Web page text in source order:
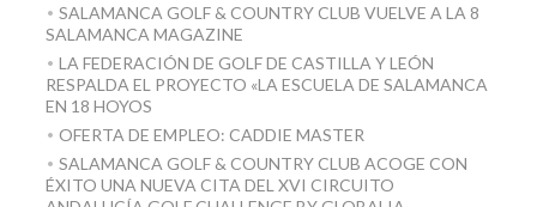
SALAMANCA GOLF & COUNTRY CLUB VUELVE A LA 8
SALAMANCA MAGAZINE
LA FEDERACIÓN DE GOLF DE CASTILLA Y LEÓN
RESPALDA EL PROYECTO «LA ESCUELA DE SALAMANCA
EN 18 HOYOS
OFERTA DE EMPLEO: CADDIE MASTER
SALAMANCA GOLF & COUNTRY CLUB ACOGE CON
ÉXITO UNA NUEVA CITA DEL XVI CIRCUITO